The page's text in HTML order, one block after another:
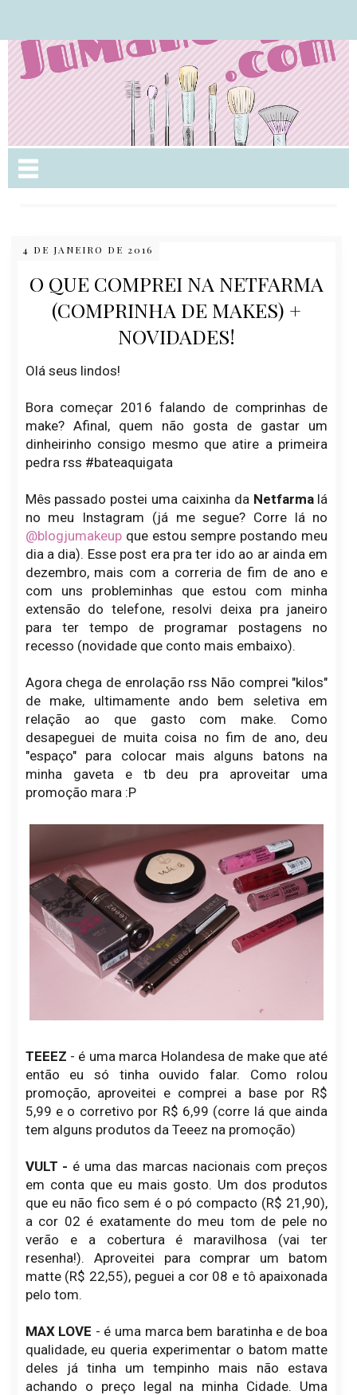
4 DE JANEIRO DE 2016
O QUE COMPREI NA NETFARMA
(COMPRINHA DE MAKES) +
NOVIDADES!
Olá seus lindos!
Bora começar 2016 falando de comprinhas de
make? Afinal, quem não gosta de gastar um
dinheirinho consigo mesmo que atire a primeira
pedra rss #bateaquigata
Mês passado postei uma caixinha da Netfarmalá
no meu Instagram (já me segue? Corre lá no
@blogjumakeupque estou sempre postando meu
dia a dia). Esse post era pra ter ido ao ar ainda em
dezembro, mais com a correria de fim de ano e
com uns probleminhas que estou com minha
extensão do telefone, resolvi deixa pra janeiro
para ter tempo de programar postagens no
recesso (novidade que conto mais embaixo).
Agora chega de enrolação rss Não comprei "kilos"
de make, ultimamente ando bem seletiva em
relação ao que gasto com make. Como
desapeguei de muita coisa no fim de ano, deu
"espaço" para colocar mais alguns batons na
minha gaveta e tb deu pra aproveitar uma
promoção mara :P
TEEEZ - é uma marca Holandesa de make que até
então eu só tinha ouvido falar. Como rolou
promoção, aproveitei e comprei a base por R$
5,99 e o corretivo por R$ 6,99 (corre lá que ainda
tem alguns produtos da Teeez na promoção)
VULT - é uma das marcas nacionais com preços
em conta que eu mais gosto. Um dos produtos
que eu não fico sem é o pó compacto (R$ 21,90),
a cor 02 é exatamente do meu tom de pele no
verão e a cobertura é maravilhosa (vai ter
resenha!). Aproveitei para comprar um batom
matte (R$ 22,55), peguei a cor 08 e tô apaixonada
pelo tom.
MAX LOVE - é uma marca bem baratinha e de boa
qualidade, eu queria experimentar o batom matte
deles já tinha um tempinho mais não estava
achando o preço legal na minha Cidade. Uma